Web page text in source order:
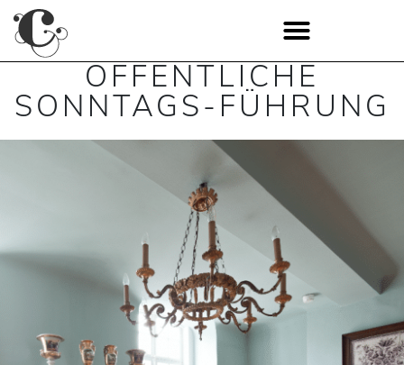
ÖFFENTLICHE
SONNTAGS-FÜHRUNG